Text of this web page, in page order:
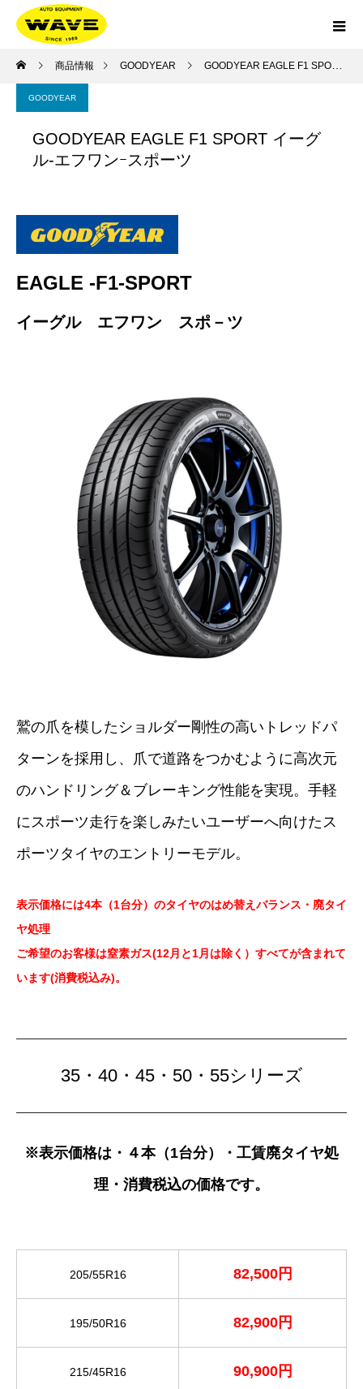
商品情報 GOODYEAR GOODYEAR EAGLE F1 SPORT イーグル-エフワンｰスポーツ
GOODYEAR
GOODYEAR EAGLE F1 SPORT イーグ
ル-エフワンｰスポーツ
EAGLE -F1-SPORT
イーグル エフワン スポ－ツ
鷲の爪を模したショルダー剛性の高いトレッドパ
ターンを採用し、爪で道路をつかむように高次元
のハンドリング＆ブレーキング性能を実現。手軽
にスポーツ走行を楽しみたいユーザーへ向けたス
ポーツタイヤのエントリーモデル。
表示価格には4本（1台分）のタイヤのはめ替えバランス・廃タイ
ヤ処理
ご希望のお客様は窒素ガス(12月と1月は除く）すべてが含まれて
います(消費税込み)。
35・40・45・50・55シリーズ
※表示価格は・４本（1台分）・工賃廃タイヤ処
理・消費税込の価格です。
205/55R16 82,500円
195/50R16 82,900円
215/45R16 90,900円